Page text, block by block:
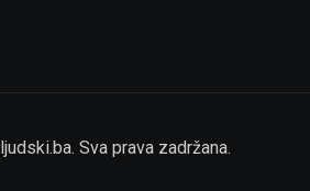
ljudski.ba. Sva prava zadržana.